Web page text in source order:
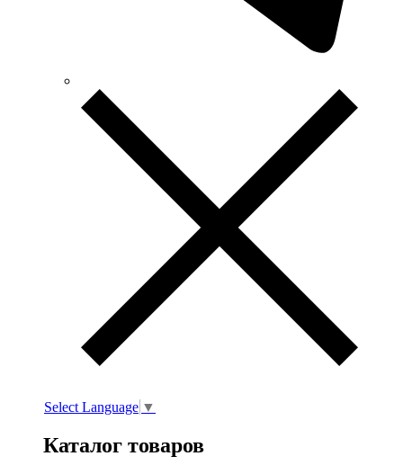
Select Language ▼
Каталог товаров